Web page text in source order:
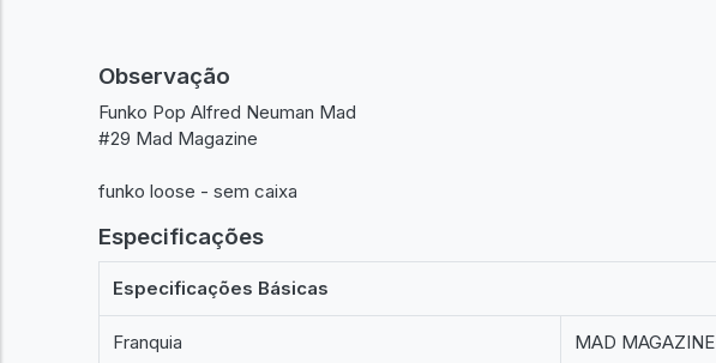
Observação
Funko Pop Alfred Neuman Mad
#29 Mad Magazine
funko loose - sem caixa
Especificações
Especificações Básicas
Franquia MAD MAGAZINE